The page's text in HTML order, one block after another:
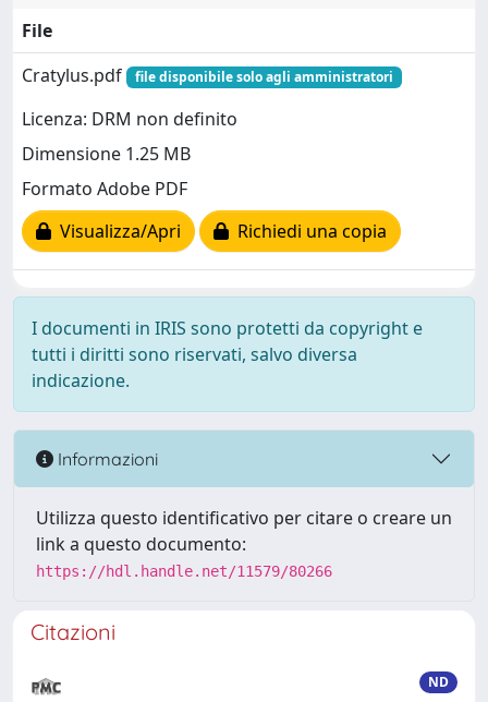
File
Cratylus.pdf
file disponibile solo agli amministratori
Licenza: DRM non definito
Dimensione 1.25 MB
Formato Adobe PDF
Visualizza/Apri
Richiedi una copia
I documenti in IRIS sono protetti da copyright e
tutti i diritti sono riservati, salvo diversa
indicazione.
Informazioni
Utilizza questo identificativo per citare o creare un
link a questo documento:
https://hdl.handle.net/11579/80266
Citazioni
ND